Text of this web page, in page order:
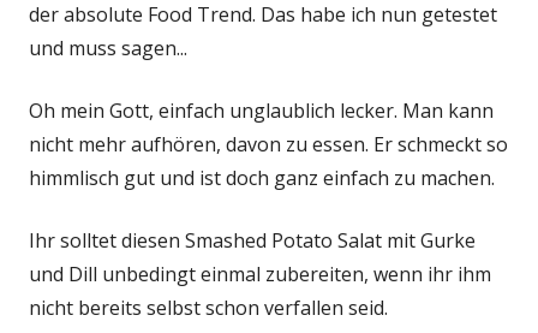
der absolute Food Trend. Das habe ich nun getestet
und muss sagen...
Oh mein Gott, einfach unglaublich lecker. Man kann
nicht mehr aufhören, davon zu essen. Er schmeckt so
himmlisch gut und ist doch ganz einfach zu machen.
Ihr solltet diesen Smashed Potato Salat mit Gurke
und Dill unbedingt einmal zubereiten, wenn ihr ihm
nicht bereits selbst schon verfallen seid.